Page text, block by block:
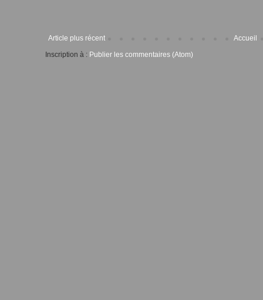
Article plus récent
Accueil
Inscription à : Publier les commentaires (Atom)